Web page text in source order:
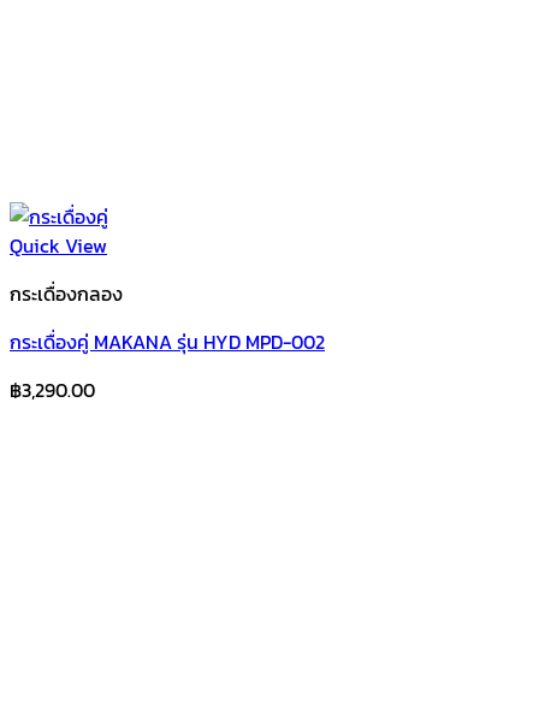
Quick View
กระเดื่องกลอง
กระเดื่องคู่ MAKANA รุ่น HYD MPD-002
฿3,290.00